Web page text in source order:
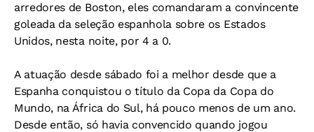
arredores de Boston, eles comandaram a convincente
goleada da seleção espanhola sobre os Estados
Unidos, nesta noite, por 4 a 0.
A atuação desde sábado foi a melhor desde que a
Espanha conquistou o título da Copa da Copa do
Mundo, na África do Sul, há pouco menos de um ano.
Desde então, só havia convencido quando jogou